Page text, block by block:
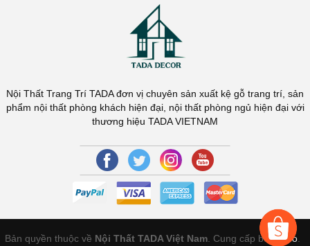
Nội Thất Trang Trí TADA đơn vị chuyên sản xuất kệ gỗ trang trí, sản
phẩm nội thất phòng khách hiện đại, nội thất phòng ngủ hiện đại với
thương hiệu TADA VIETNAM
Bản quyền thuộc về Nội Thất TADA Việt Nam . Cung cấp bởiSapo